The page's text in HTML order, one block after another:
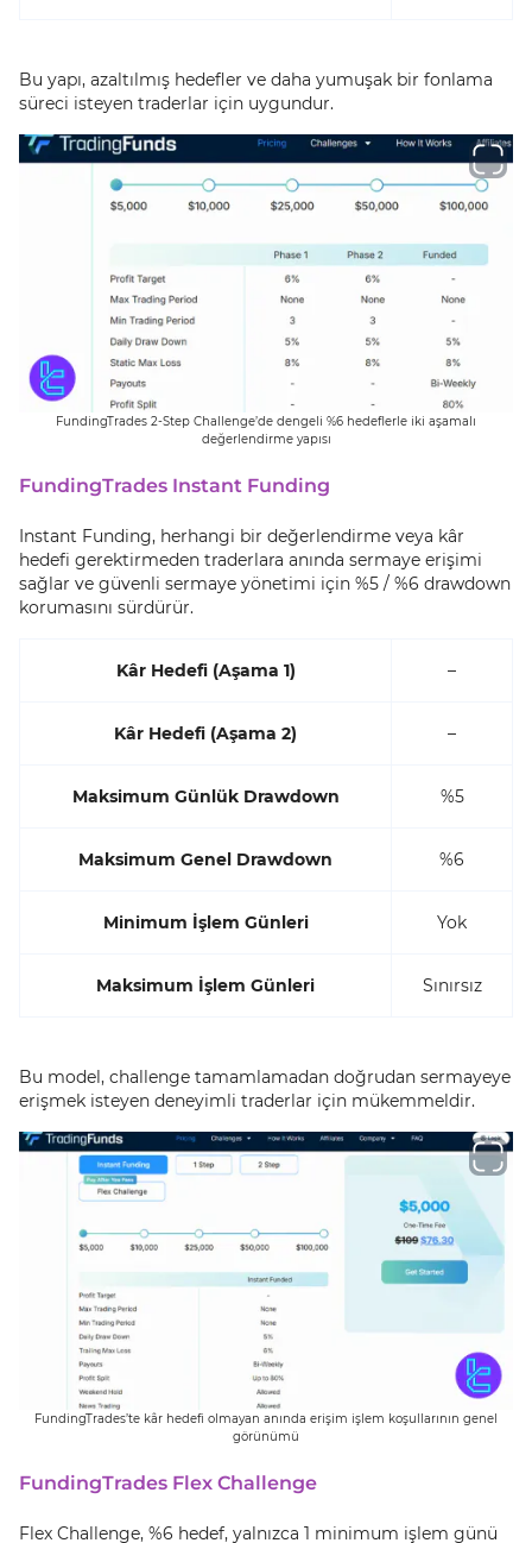
Bu yapı, azaltılmış hedefler ve daha yumuşak bir fonlama
süreci isteyen traderlar için uygundur.
FundingTrades 2-Step Challenge’de dengeli %6 hedeflerle iki aşamalı
değerlendirme yapısı
FundingTrades Instant Funding
Instant Funding, herhangi bir değerlendirme veya kâr
hedefi gerektirmeden traderlara anında sermaye erişimi
sağlar ve güvenli sermaye yönetimi için %5 / %6 drawdown
korumasını sürdürür.
Kâr Hedefi (Aşama 1) –
Kâr Hedefi (Aşama 2) –
Maksimum Günlük Drawdown %5
Maksimum Genel Drawdown %6
Minimum İşlem Günleri Yok
Maksimum İşlem Günleri Sınırsız
Bu model, challenge tamamlamadan doğrudan sermayeye
erişmek isteyen deneyimli traderlar için mükemmeldir.
FundingTrades’te kâr hedefi olmayan anında erişim işlem koşullarının genel
görünümü
FundingTrades Flex Challenge
Flex Challenge, %6 hedef, yalnızca 1 minimum işlem günü